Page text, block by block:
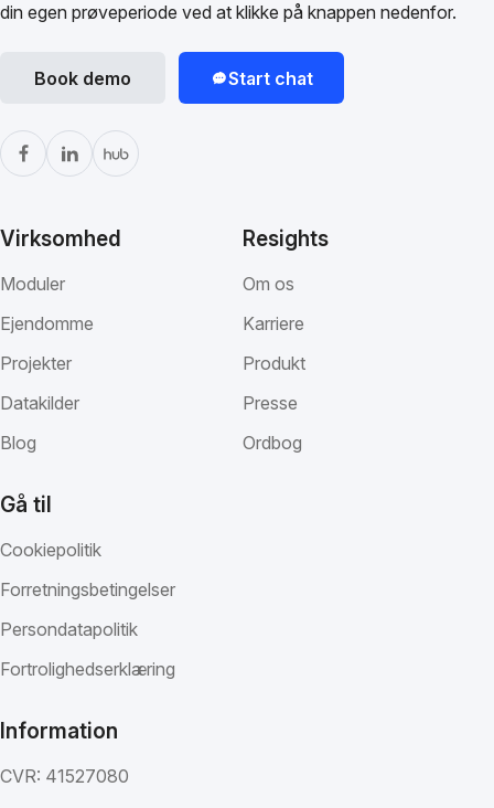
din egen prøveperiode ved at klikke på knappen nedenfor.
Book demo Start chat
Virksomhed
Moduler
Ejendomme
Projekter
Datakilder
Blog
Resights
Om os
Karriere
Produkt
Presse
Ordbog
Gå til
Cookiepolitik
Forretningsbetingelser
Persondatapolitik
Fortrolighedserklæring
Information
CVR: 41527080